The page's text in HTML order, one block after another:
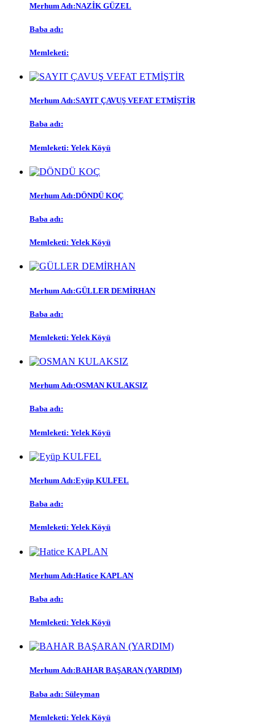
Merhum Adı:NAZİK GÜZEL
Baba adı:
Memleketi:
Merhum Adı:SAYIT ÇAVUŞ VEFAT ETMİŞTİR
Baba adı:
Memleketi: Yelek Köyü
Merhum Adı:DÖNDÜ KOÇ
Baba adı:
Memleketi: Yelek Köyü
Merhum Adı:GÜLLER DEMİRHAN
Baba adı:
Memleketi: Yelek Köyü
Merhum Adı:OSMAN KULAKSIZ
Baba adı:
Memleketi: Yelek Köyü
Merhum Adı:Eyüp KULFEL
Baba adı:
Memleketi: Yelek Köyü
Merhum Adı:Hatice KAPLAN
Baba adı:
Memleketi: Yelek Köyü
Merhum Adı:BAHAR BAŞARAN (YARDIM)
Baba adı: Süleyman
Memleketi: Yelek Köyü